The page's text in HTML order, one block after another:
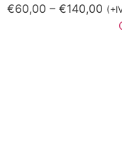
€60,00 – €140,00